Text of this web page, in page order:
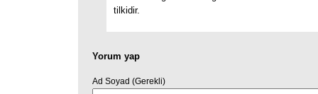
tilkidir.
Yorum yap
Ad Soyad (Gerekli)